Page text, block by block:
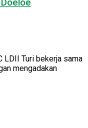
LDII Turi bekerja sama
mengadakan